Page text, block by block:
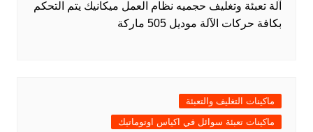
آلة تعبئة وتغليف حجميه نظام العمل ميكانيك يتم التحكم
بكافة حركات الآلة موديل 505 ماركة
ماكينات التغليف والتعبئة
ماكينات تعبئة سوائل في اكياس اوتوماتيك